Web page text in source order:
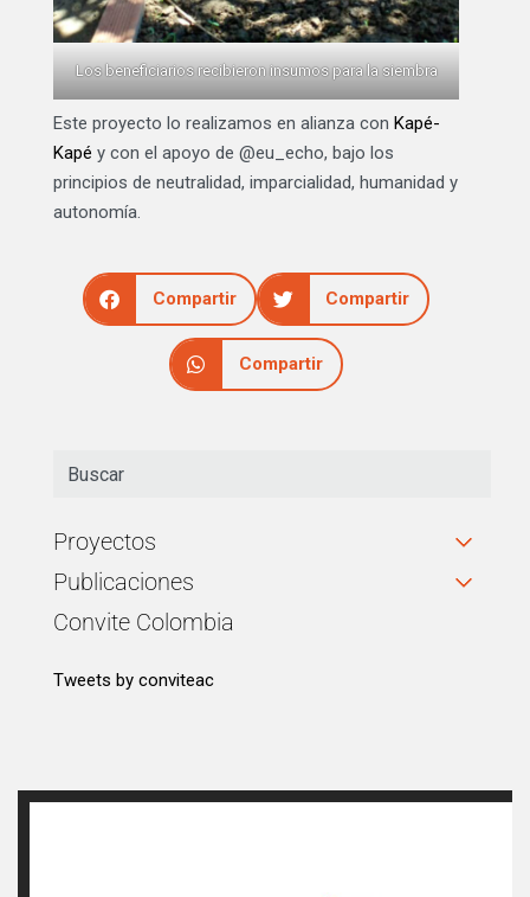
Los beneficiarios recibieron insumos para la siembra
Este proyecto lo realizamos en alianza con Kapé-
Kapé y con el apoyo de @eu_echo, bajo los
principios de neutralidad, imparcialidad, humanidad y
autonomía.
Compartir Compartir
Compartir
Proyectos
Publicaciones
Convite Colombia
Tweets by conviteac